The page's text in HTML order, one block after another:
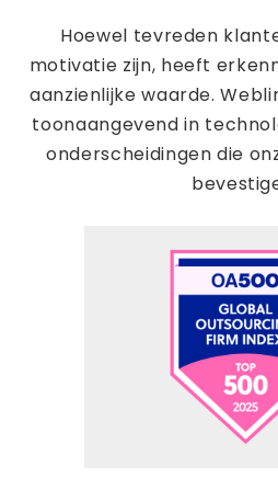
Hoewel tevreden
motivatie zijn, heeft
aanzienlijke waarde.
toonaangevend in
onderscheidingen die